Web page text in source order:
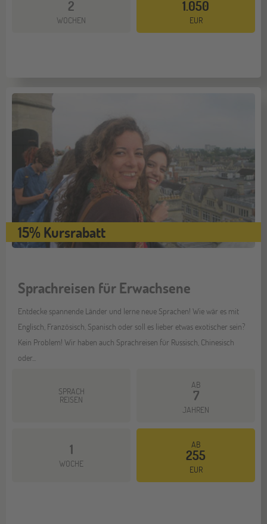
2
WOCHEN
1.050
EUR
15% Kursrabatt
Sprachreisen für Erwachsene
Entdecke spannende Länder und lerne neue Sprachen! Wie wär es mit
Englisch, Französisch, Spanisch oder soll es lieber etwas exotischer sein?
Kein Problem! Wir haben auch Sprachreisen für Russisch, Chinesisch
oder...
SPRACH
REISEN
AB
7
JAHREN
1
WOCHE
AB
255
EUR